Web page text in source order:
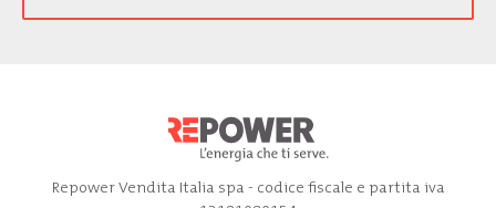
Repower Vendita Italia spa - codice fiscale e partita iva